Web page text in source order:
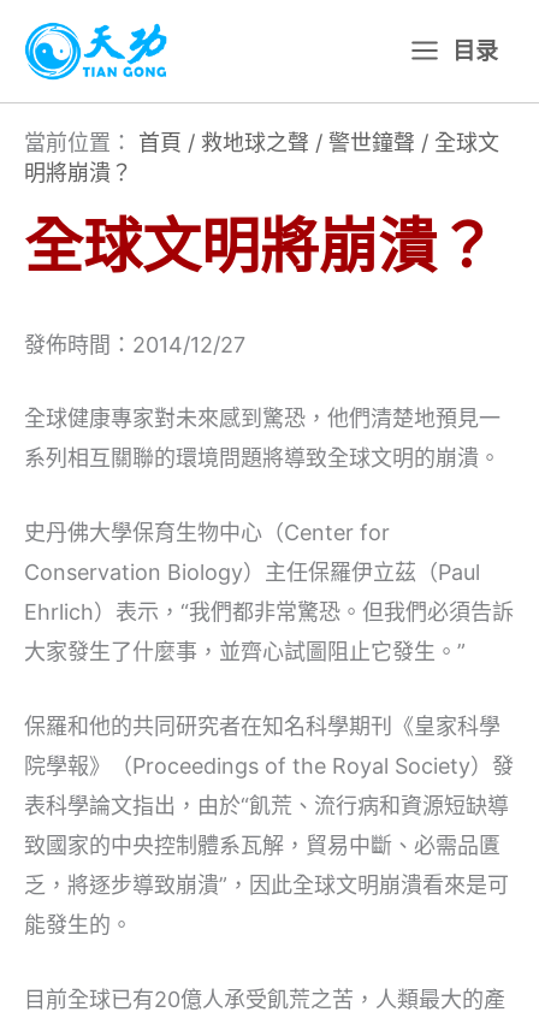
主
目录
當前位置： 首頁 / 救地球之聲 / 警世鐘聲 / 全球文
明將崩潰？
全球文明將崩潰？
發佈時間：2014/12/27
全球健康專家對未來感到驚恐，他們清楚地預見一
系列相互關聯的環境問題將導致全球文明的崩潰。
史丹佛大學保育生物中心（Center for
Conservation Biology）主任保羅伊立茲（Paul
Ehrlich）表示，“我們都非常驚恐。但我們必須告訴
大家發生了什麼事，並齊心試圖阻止它發生。”
保羅和他的共同研究者在知名科學期刊《皇家科學
院學報》（Proceedings of the Royal Society）發
表科學論文指出，由於“飢荒、流行病和資源短缺導
致國家的中央控制體系瓦解，貿易中斷、必需品匱
乏，將逐步導致崩潰”，因此全球文明崩潰看來是可
能發生的。
目前全球已有20億人承受飢荒之苦，人類最大的產